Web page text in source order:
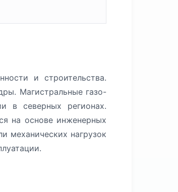
и строительства.
Магистральные газо-
в северных регионах.
на основе инженерных
механических нагрузок